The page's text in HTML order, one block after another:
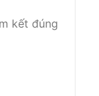
kết đúng